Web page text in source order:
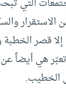
التي
قصر
تعبّر هي أيضاً
الخطيب.